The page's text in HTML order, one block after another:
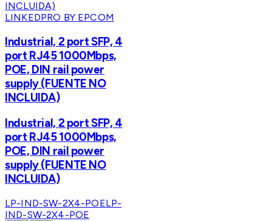
LINKEDPRO BY EPCOM
Industrial, 2 port SFP, 4
port RJ45 1000Mbps,
POE, DIN rail power
supply (FUENTE NO
INCLUIDA)
Industrial, 2 port SFP, 4
port RJ45 1000Mbps,
POE, DIN rail power
supply (FUENTE NO
INCLUIDA)
LP-IND-SW-2X4-POELP-
IND-SW-2X4-POE